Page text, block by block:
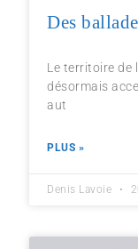
Des
Le territoire de
désormais
aut
PLUS »
Denis Lavoie